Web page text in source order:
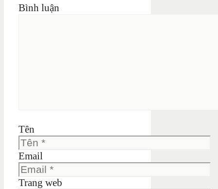
Bình luận
Tên
Email
Trang web